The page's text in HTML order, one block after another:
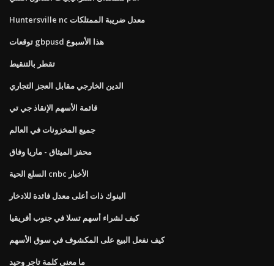
Huntersville nc معدل ضريبة الممتلكات
توقعات gbpusd هذا الأسبوع
تقطر بالتنقيط
الدين الخارجي مقابل العجز التجاري
قائمة الأسهم الإنقاذ جي تي
جميع المخزونات في العالم
محفز الميثاق - ماريا وفاق
السلع الحية cnbc الأخبار
البنوك ذات أعلى معدل فائدة للادخار
كيف لشراء أسهم تسلا في جنوب أفريقيا
كيف نفعل البيع على المكشوف في سوق الأسهم
ما معنى كلمة تاجر وحيد